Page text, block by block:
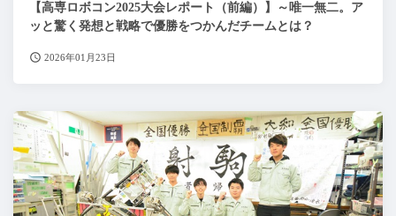
【高専ロボコン2025大会レポート（前編）】～唯一無二。ア
ッと驚く発想と戦略で優勝をつかんだチームとは？
2026年01月23日